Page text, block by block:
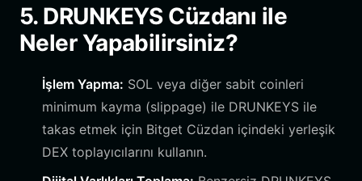
5. DRUNKEYS Cüzdanı ile
Neler Yapabilirsiniz?
İşlem Yapma: SOL veya diğer sabit coinleri
minimum kayma (slippage) ile DRUNKEYS ile
takas etmek için Bitget Cüzdan içindeki yerleşik
DEX toplayıcılarını kullanın.